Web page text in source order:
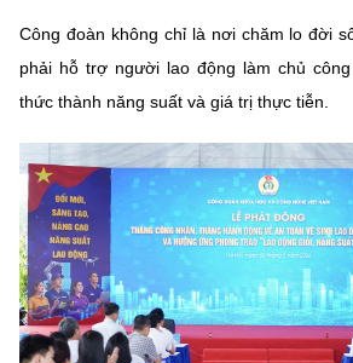
Cơ quan chủ quản: Bộ Khoa học và Công
Chịu trách nhiệm nội dung: Nguyễn Thị Hải
Địa chỉ: Ban Biên tập Cổng TTĐT - 18
Điện thoại: 024 3936 9506
Email:stc@mst.gov.vn
©2026 Bản quyền thuộc Bộ Khoa Học và
(Ghi rõ nguồn "https://mst.gov.vn" khi phát
website này)
Công đoàn không chỉ là nơi chăm lo đời
phải hỗ trợ người lao động làm chủ
thức thành năng suất và giá trị thực tiễn.